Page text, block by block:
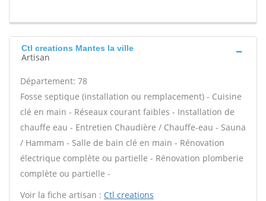
Ctl creations Mantes la ville
Artisan
Département: 78
Fosse septique (installation ou remplacement) - Cuisine
clé en main - Réseaux courant faibles - Installation de
chauffe eau - Entretien Chaudière / Chauffe-eau - Sauna
/ Hammam - Salle de bain clé en main - Rénovation
électrique complète ou partielle - Rénovation plomberie
complète ou partielle -
Voir la fiche artisan : Ctl creations